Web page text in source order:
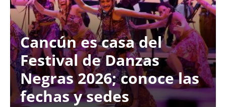
Cancún es casa del
Festival de Danzas
Negras 2026; conoce las
fechas y sedes